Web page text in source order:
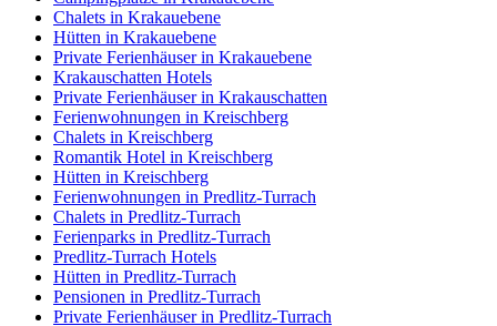
Chalets in Krakauebene
Hütten in Krakauebene
Private Ferienhäuser in Krakauebene
Krakauschatten Hotels
Private Ferienhäuser in Krakauschatten
Ferienwohnungen in Kreischberg
Chalets in Kreischberg
Romantik Hotel in Kreischberg
Hütten in Kreischberg
Ferienwohnungen in Predlitz-Turrach
Chalets in Predlitz-Turrach
Ferienparks in Predlitz-Turrach
Predlitz-Turrach Hotels
Hütten in Predlitz-Turrach
Pensionen in Predlitz-Turrach
Private Ferienhäuser in Predlitz-Turrach